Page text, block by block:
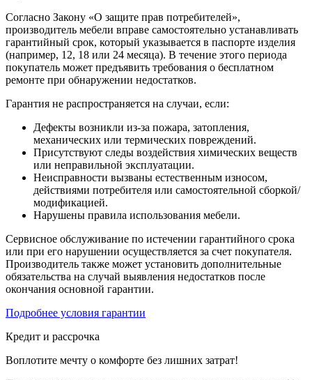
Согласно Закону «О защите прав потребителей»,
производитель мебели вправе самостоятельно устанавливать
гарантийный срок, который указывается в паспорте изделия
(например, 12, 18 или 24 месяца). В течение этого периода
покупатель может предъявить требования о бесплатном
ремонте при обнаружении недостатков.
Гарантия не распространяется на случаи, если:
Дефекты возникли из-за пожара, затопления,
механических или термических повреждений.
Присутствуют следы воздействия химических веществ
или неправильной эксплуатации.
Неисправности вызваны естественным износом,
действиями потребителя или самостоятельной сборкой/
модификацией.
Нарушены правила использования мебели.
Сервисное обслуживание по истечении гарантийного срока
или при его нарушении осуществляется за счет покупателя.
Производитель также может установить дополнительные
обязательства на случай выявления недостатков после
окончания основной гарантии.
Подробнее условия гарантии
Кредит и рассрочка
Воплотите мечту о комфорте без лишних затрат!